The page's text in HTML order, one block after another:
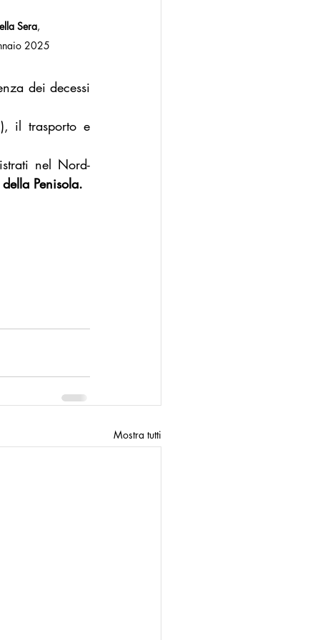
Sera,
2025
dei decessi
il trasporto e
nel Nord-
Penisola.
Mostra tutti